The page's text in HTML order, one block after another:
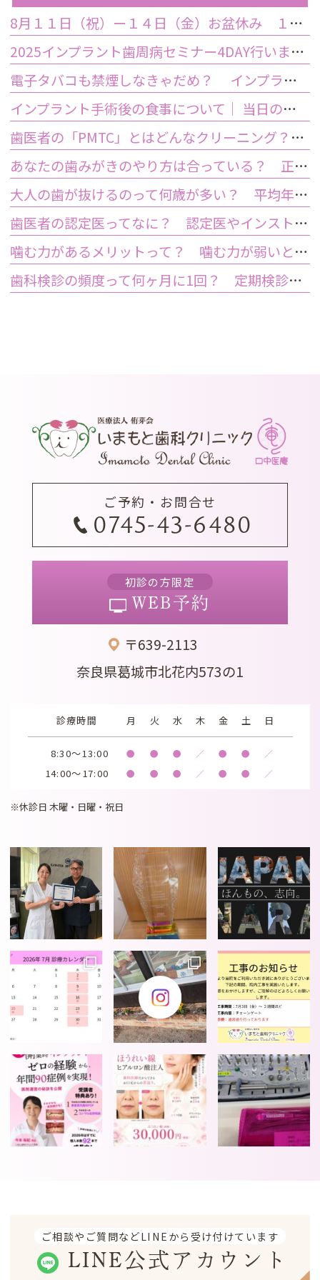
8月１１日（祝）ー１４日（金）お盆休み １５日土曜日から診療しております
2025インプラント歯周病セミナー4DAY行いました
電子タバコも禁煙しなきゃだめ？ インプラント手術前後の喫煙が及ぼす影響とは？
インプラント手術後の食事について｜ 当日の注意点・いつから普通の食事ができる？
歯医者の「PMTC」とはどんなクリーニング？スケーリングとは何が違うの？
あなたの歯みがきのやり方は合っている？ 正しい歯みがき方法と間違った方法
大人の歯が抜けるのって何歳が多い？ 平均年齢と原因について
歯医者の認定医ってなに？ 認定医やインストラクターの資格を持つ歯医者のメリット
噛む力があるメリットって？ 噛む力が弱いとどうなるの？
歯科検診の頻度って何ヶ月に1回？ 定期検診って何するの？
ご予約・お問合せ
0745-43-6480
初診の方限定
WEB予約
〒639-2113
奈良県葛城市北花内573の1
診療時間 月 火 水 木 金 土 日
8:30～13:00 ● ● ● ／ ● ● ／
14:00～17:00 ● ● ● ／ ● ● ／
※休診日 木曜・日曜・祝日
ご相談やご質問などLINEから受け付けています
LINE公式アカウント